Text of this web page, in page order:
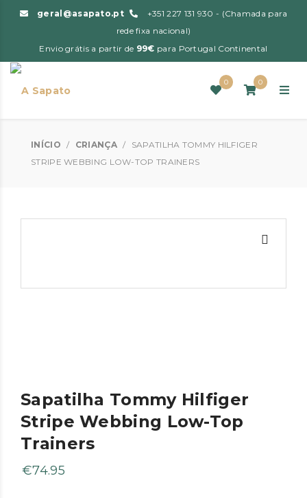
geral@asapato.pt
+351 227 131 930 - (Chamada para
rede fixa nacional)
Envio grátis a partir de 99€ para Portugal Continental
0 0
INÍCIO / CRIANÇA /
SAPATILHA TOMMY HILFIGER
STRIPE WEBBING LOW-TOP TRAINERS
Sapatilha Tommy Hilfiger
Stripe Webbing Low-Top
Trainers
€74.95